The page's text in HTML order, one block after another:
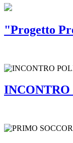
"Progetto